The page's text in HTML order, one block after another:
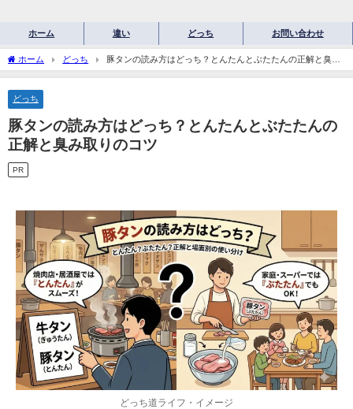
ホーム 違い どっち お問い合わせ
ホーム どっち
豚タンの読み方はどっち？とんたんとぶたたんの正解と臭み
取りのコツ
どっち
豚タンの読み方はどっち？とんたんとぶたたんの
正解と臭み取りのコツ
PR
どっち道ライフ・イメージ